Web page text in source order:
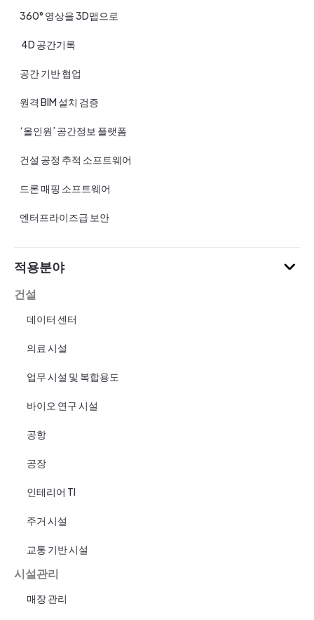
360° 영상을 3D맵으로
4D 공간기록
공간 기반 협업
원격 BIM 설치 검증
‘올인원’ 공간정보 플랫폼
건설 공정 추적 소프트웨어
드론 매핑 소프트웨어
엔터프라이즈급 보안
적용분야
건설
데이터 센터
의료 시설
업무 시설 및 복합용도
바이오 연구 시설
공항
공장
인테리어 TI
주거 시설
교통 기반 시설
시설관리
매장 관리